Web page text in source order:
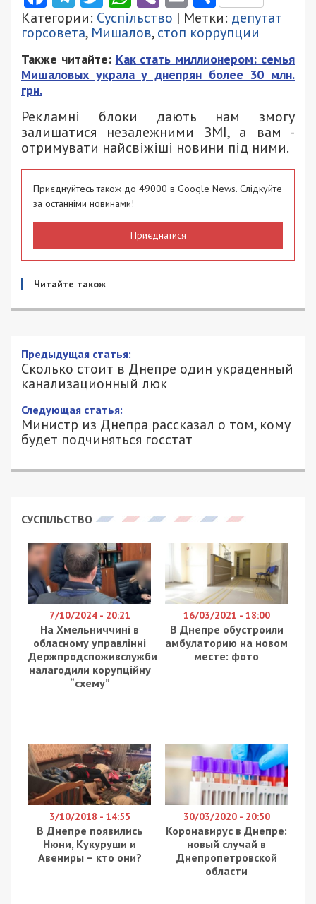
Категории: Суспільство | Метки: депутат
горсовета, Мишалов,стоп коррупции
Также читайте: Как стать миллионером: семья
Мишаловых украла у днепрян более 30 млн.
грн.
Рекламні блоки дають нам змогу
залишатися незалежними ЗМІ, а вам -
отримувати найсвіжіші новини під ними.
Приєднуйтесь також до 49000 в Google News. Слідкуйте
за останніми новинами!
Приєднатися
Читайте також
Предыдущая статья:
Сколько стоит в Днепре один украденный
канализационный люк
Следующая статья:
Министр из Днепра рассказал о том, кому
будет подчиняться госстат
СУСПІЛЬСТВО
7/10/2024 - 20:21
На Хмельниччині в
обласному управлінні
Держпродспоживслужби
налагодили корупційну
“схему”
16/03/2021 - 18:00
В Днепре обустроили
амбулаторию на новом
месте: фото
3/10/2018 - 14:55
В Днепре появились
Нюни, Кукуруши и
Авениры – кто они?
30/03/2020 - 20:50
Коронавирус в Днепре:
новый случай в
Днепропетровской
области